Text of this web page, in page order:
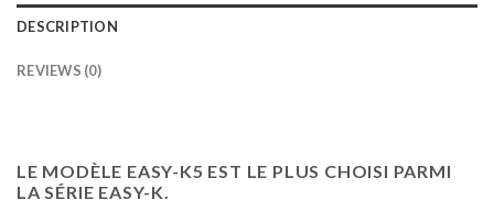
DESCRIPTION
REVIEWS (0)
LE MODÈLE EASY-K5 EST LE PLUS CHOISI PARMI
LA SÉRIE EASY-K.